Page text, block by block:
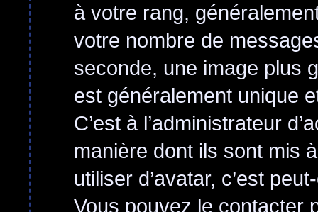
à votre rang,
votre nombre de
seconde, une image plus
est généralement unique
C’est à l’administrateur
manière dont ils sont mis
utiliser d’avatar, c’est
Vous pouvez le contacter